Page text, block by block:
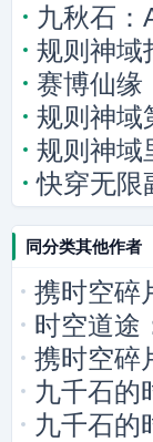
九秋石：
规则神域
赛博仙缘
规则神域
规则神域
快穿无限
同分类其他作者
携时空碎
时空道途
携时空碎
九千石的
九千石的